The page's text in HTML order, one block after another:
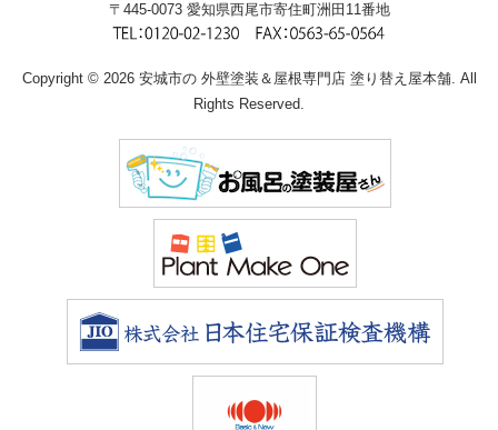
〒445-0073 愛知県西尾市寄住町洲田11番地
Copyright © 2026 安城市の 外壁塗装＆屋根専門店 塗り替え屋本舗. All
Rights Reserved.